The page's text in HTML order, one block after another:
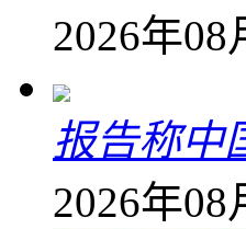
2026年08
报告称中
2026年08